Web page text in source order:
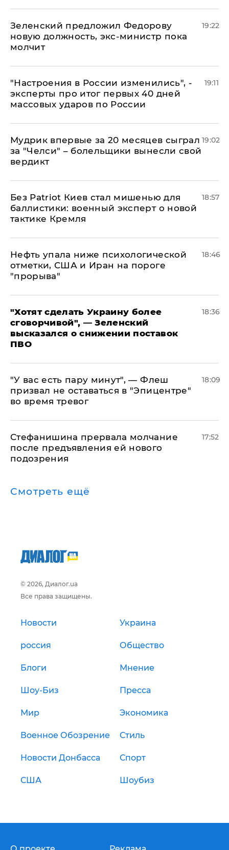
Зеленский предложил Федорову
новую должность, экс-министр пока
молчит
19:22
"Настроения в России изменились", -
эксперты про итог первых 40 дней
массовых ударов по России
19:11
Мудрик впервые за 20 месяцев сыграл
за "Челси" – болельщики вынесли свой
вердикт
19:02
​Без Patriot Киев стал мишенью для
баллистики: военный эксперт о новой
тактике Кремля
18:57
Нефть упала ниже психологической
отметки, США и Иран на пороге
"прорыва"
18:46
​"Хотят сделать Украину более
сговорчивой", — Зеленский
высказался о снижении поставок
ПВО
18:36
​"У вас есть пару минут", — Флеш
призвал не оставаться в "Эпицентре"
во время тревог
18:09
Стефанишина прервала молчание
после предъявления ей нового
подозрения
17:52
Смотреть ещё
© 2026, Диалог.ua
Все права защищены.
Новости Украина
россия Общество
Блоги Мнение
Шоу-Биз Пресса
Мир Экономика
Военное Обозрение Стиль
Новости Донбасса Спорт
США Шоубиз